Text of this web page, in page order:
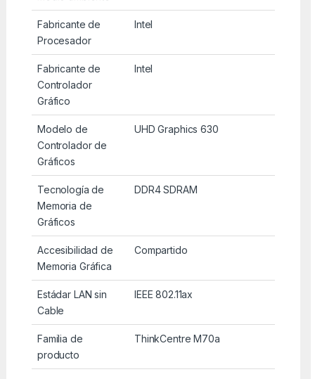
Fabricante de
Procesador
Intel
Fabricante de
Controlador
Gráfico
Intel
Modelo de
Controlador de
Gráficos
UHD Graphics 630
Tecnología de
Memoria de
Gráficos
DDR4 SDRAM
Accesibilidad de
Memoria Gráfica
Compartido
Estádar LAN sin
Cable
IEEE 802.11ax
Familia de
producto
ThinkCentre M70a